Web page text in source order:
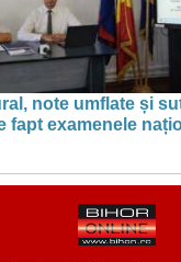
note umflate și
fapt examenele